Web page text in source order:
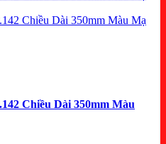
Chiều Dài 350mm Màu